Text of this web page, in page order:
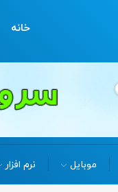
خانه
موبایل نرم افزار